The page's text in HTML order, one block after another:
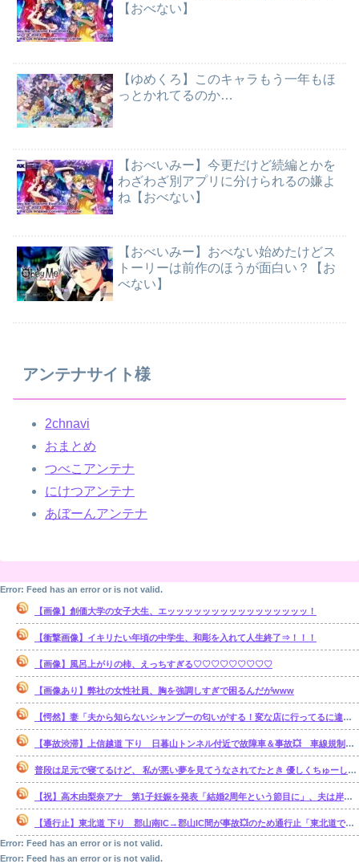
【おべない】
【ゆめくろ】このキャラもう一年もほ
っとかれてるのか…
【おべいみー】今更だけど続編とかを
わざわざ別アプリに分けられるの嫌よ
ね【おべない】
【おべいみー】おべない始めたけどス
トーリーは前作のほうが面白い？【お
べない】
アンテナサイト様
2chnavi
おまとめ
つべこアンテナ
にけつアンテナ
あぼーんアンテナ
Error: Feed has an error or is not valid.
【画像】創価大学の女子大生、エッッッッッッッッッッッッッッッッ！
【衝撃画像】イキリたい年頃の中学生、和彫を入れて人生終了⇒！！！
【画像】風呂上がりの柿、えっちすぎる♡♡♡♡♡♡♡♡♡
【画像あり】弊社の女性社員、胸を強調しすぎで困るんだがwww
【愕然】妻「夫から知らないシャンプーの匂いがする！変な店に行ってるに違いない！！！」探偵「調べたところ･･･」⇒結果ｗｗ
【事故渋滞】上信越道 下り 日暮山トンネル付近で故障車＆事故💥 車線規制 松井田妙義IC〜佐久平IC 渋滞距離 10.0km 通過時間 50 分
普段は足元で寝てるけど、 私が悪い夢を見てうなされてたとき 優しくちゅーして起こしてくれた。【再】
【祝】高木由梨奈アナ 第1子妊娠を発表「結婚2周年という節目に」、夫は岸田タツヤ
【通行止】東北道 下り 郡山南IC→郡山IC間が事故💥のため通行止「東北道で単独事故 3人がけが1人が心肺停止」
Error: Feed has an error or is not valid.
Error: Feed has an error or is not valid.